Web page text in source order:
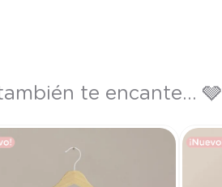
te encante... 🩶